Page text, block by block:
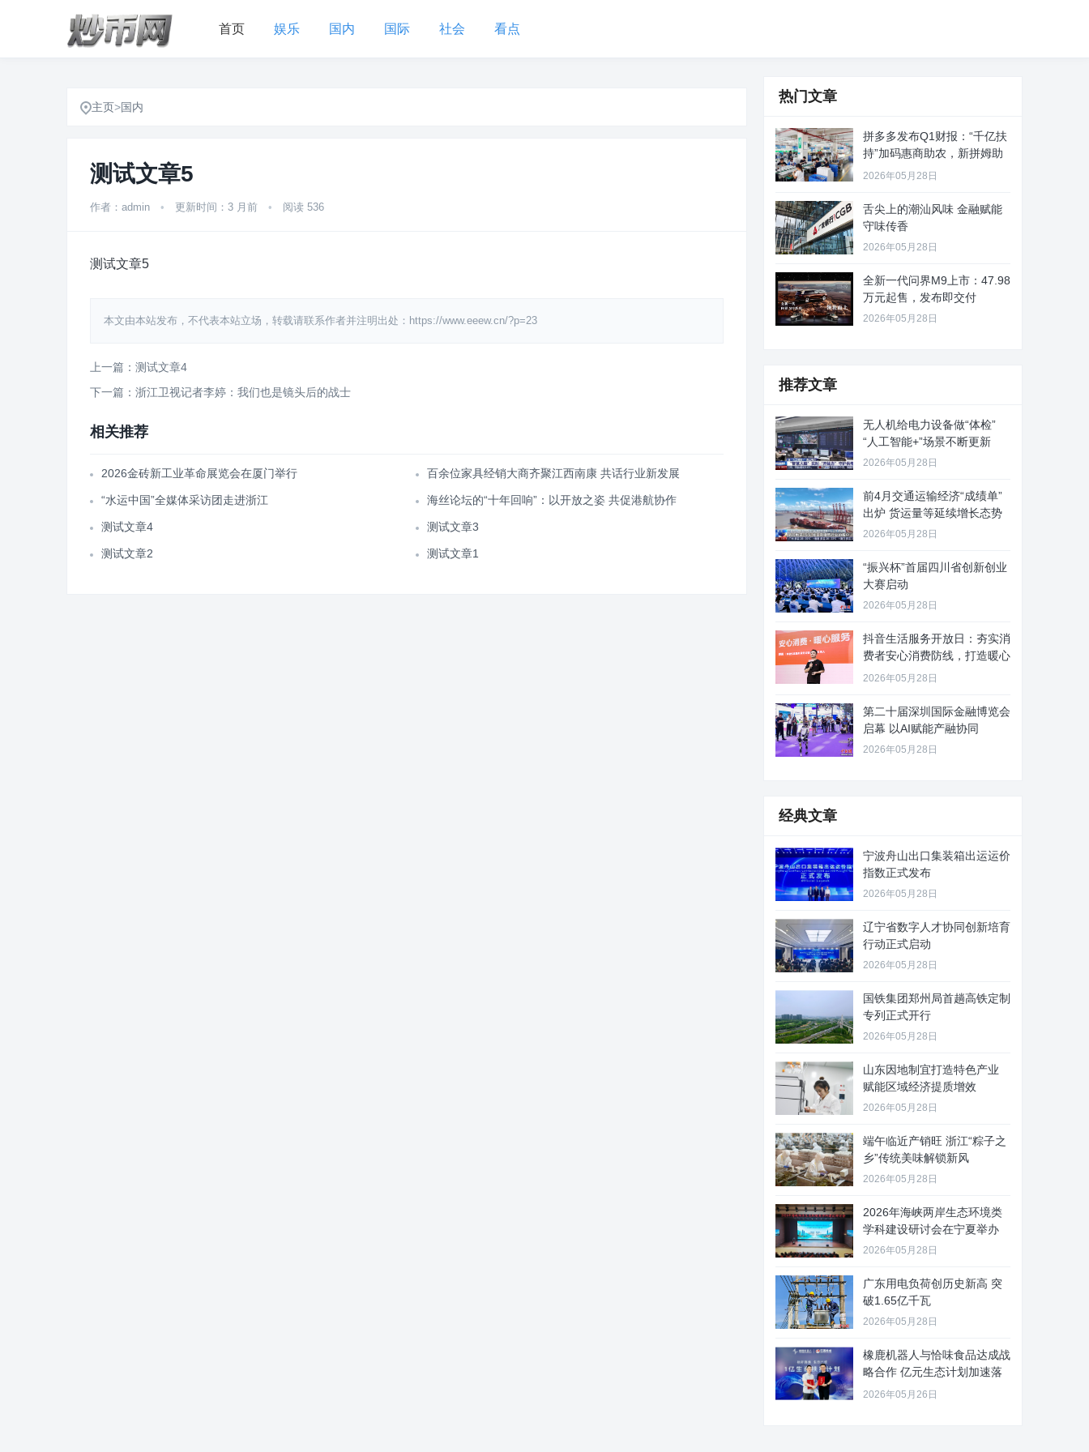
首页 娱乐 国内 国际 社会 看点
主页>国内
测试文章5
作者：admin • 更新时间：3 月前 • 阅读 536
测试文章5
本文由本站发布，不代表本站立场，转载请联系作者并注明出处：https://www.eeew.cn/?p=23
上一篇：测试文章4
下一篇：浙江卫视记者李婷：我们也是镜头后的战士
相关推荐
2026金砖新工业革命展览会在厦门举行 百余位家具经销大商齐聚江西南康 共话行业新发展
“水运中国”全媒体采访团走进浙江 海丝论坛的“十年回响”：以开放之姿 共促港航协作
测试文章4 测试文章3
测试文章2 测试文章1
热门文章
拼多多发布Q1财报：“千亿扶
持”加码惠商助农，新拼姆助
力
2026年05月28日
舌尖上的潮汕风味 金融赋能
守味传香
2026年05月28日
全新一代问界M9上市：47.98
万元起售，发布即交付
2026年05月28日
推荐文章
无人机给电力设备做“体检”
“人工智能+”场景不断更新
2026年05月28日
前4月交通运输经济“成绩单”
出炉 货运量等延续增长态势
2026年05月28日
“振兴杯”首届四川省创新创业
大赛启动
2026年05月28日
抖音生活服务开放日：夯实消
费者安心消费防线，打造暖心
服务
2026年05月28日
第二十届深圳国际金融博览会
启幕 以AI赋能产融协同
2026年05月28日
经典文章
宁波舟山出口集装箱出运运价
指数正式发布
2026年05月28日
辽宁省数字人才协同创新培育
行动正式启动
2026年05月28日
国铁集团郑州局首趟高铁定制
专列正式开行
2026年05月28日
山东因地制宜打造特色产业
赋能区域经济提质增效
2026年05月28日
端午临近产销旺 浙江“粽子之
乡”传统美味解锁新风
2026年05月28日
2026年海峡两岸生态环境类
学科建设研讨会在宁夏举办
2026年05月28日
广东用电负荷创历史新高 突
破1.65亿千瓦
2026年05月28日
橡鹿机器人与恰味食品达成战
略合作 亿元生态计划加速落
地
2026年05月26日